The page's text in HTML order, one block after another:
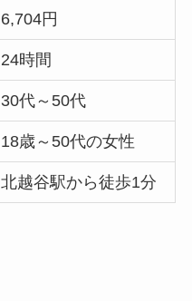
6,704円
24時間
30代～50代
18歳～50代の女性
北越谷駅から徒歩1分